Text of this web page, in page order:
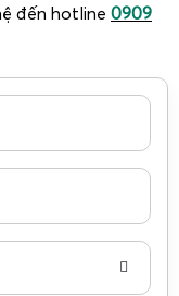
đến hotline 0909